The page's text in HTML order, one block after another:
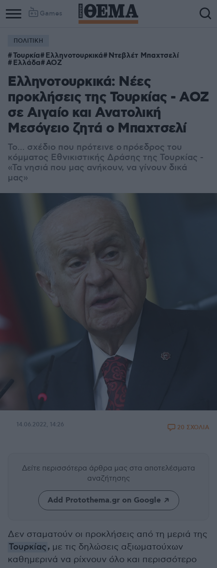
Games
ΠΟΛΙΤΙΚΗ
Τουρκία Ελληνοτουρκικά Ντεβλέτ Μπαχτσελί
Ελλάδα ΑΟΖ
Ελληνοτουρκικά: Νέες
προκλήσεις της Τουρκίας - ΑΟΖ
σε Αιγαίο και Ανατολική
Μεσόγειο ζητά ο Μπαχτσελί
Το... σχέδιο που πρότεινε ο πρόεδρος του
κόμματος Εθνικιστικής Δράσης της Τουρκίας -
«Τα νησιά που μας ανήκουν, να γίνουν δικά
μας»
14.06.2022, 14:26 20 ΣΧΟΛΙΑ
Δείτε περισσότερα άρθρα μας στα αποτελέσματα
αναζήτησης
Add Protothema.gr on Google
Δεν σταματούν οι προκλήσεις από τη μεριά της
Τουρκίας, με τις δηλώσεις αξιωματούχων
καθημερινά να ρίχνουν όλο και περισσότερο